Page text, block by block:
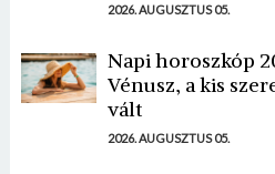
2026. AUGUSZTUS 05.
Napi horoszkóp
Vénusz, a kis
vált
2026. AUGUSZTUS 05.